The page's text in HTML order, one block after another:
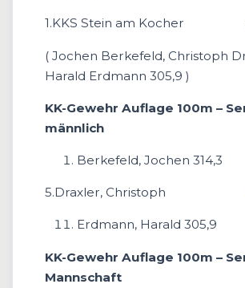
1.KKS Stein am Kocher
( Jochen Berkefeld, Christoph
Harald Erdmann 305,9 )
KK-Gewehr Auflage 100m –
männlich
Berkefeld, Jochen 314,3
5.Draxler, Christoph
Erdmann, Harald 305,9
KK-Gewehr Auflage 100m –
Mannschaft